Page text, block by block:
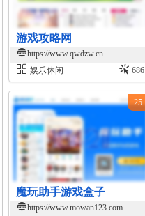
游戏攻略网
https://www.qwdzw.cn
娱乐休闲
686
魔玩助手游戏盒子
https://www.mowan123.com
25